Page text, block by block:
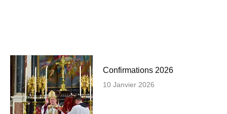
Confirmations 2026
10 Janvier 2026